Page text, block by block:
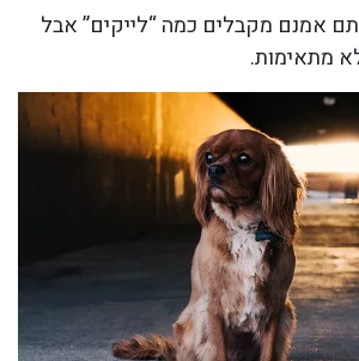
אמנם מקבלים כמה “לייקים” אבל
מתאימות.